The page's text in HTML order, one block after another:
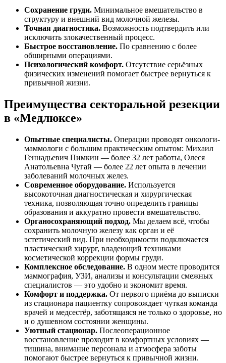
Сохранение груди. Минимальное вмешательство в
структуру и внешний вид молочной железы.
Точная диагностика. Возможность подтвердить или
исключить злокачественный процесс.
Быстрое восстановление. По сравнению с более
обширными операциями.
Психологический комфорт. Отсутствие серьёзных
физических изменений помогает быстрее вернуться к
привычной жизни.
Преимущества секторальной резекции
в «Медлюксе»
Опытные специалисты. Операции проводят онкологи-
маммологи с большим практическим опытом: Михаил
Геннадьевич Пимкин — более 32 лет работы, Олеся
Анатольевна Чугай — более 22 лет опыта в лечении
заболеваний молочных желез.
Современное оборудование. Используется
высокоточная диагностическая и хирургическая
техника, позволяющая точно определить границы
образования и аккуратно провести вмешательство.
Органосохраняющий подход. Мы делаем всё, чтобы
сохранить молочную железу как орган и её
эстетический вид. При необходимости подключается
пластический хирург, владеющий техниками
косметической коррекции формы груди.
Комплексное обследование. В одном месте проводится
маммография, УЗИ, анализы и консультации смежных
специалистов — это удобно и экономит время.
Комфорт и поддержка. От первого приёма до выписки
из стационара пациентку сопровождает чуткая команда
врачей и медсестёр, заботящаяся не только о здоровье, но
и о душевном состоянии женщины.
Уютный стационар. Послеоперационное
восстановление проходит в комфортных условиях —
тишина, внимание персонала и атмосфера заботы
помогают быстрее вернуться к привычной жизни.